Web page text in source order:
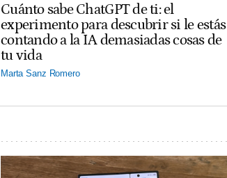
Cuánto sabe ChatGPT de ti: el
experimento para descubrir si le estás
contando a la IA demasiadas cosas de
tu vida
Marta Sanz Romero